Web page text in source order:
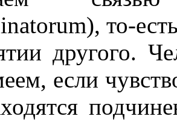
то-
другого.
если